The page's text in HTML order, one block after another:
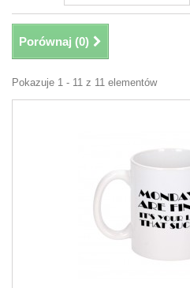
Porównaj (0)
Pokazuje 1 - 11 z 11 elementów